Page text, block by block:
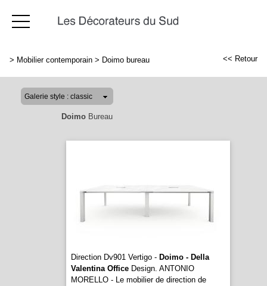
> Mobilier contemporain > Doimo bureau << Retour
DoimoBureau
Direction Dv901 Vertigo - Doimo - Della
Valentina OfficeDesign. ANTONIO
MORELLO - Le mobilier de direction de